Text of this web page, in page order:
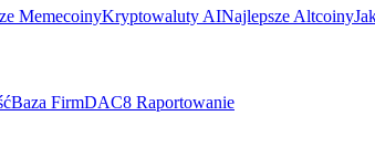
MemecoinyKryptowaluty AINajlepsze Altcoiny
Baza FirmDAC8 Raportowanie